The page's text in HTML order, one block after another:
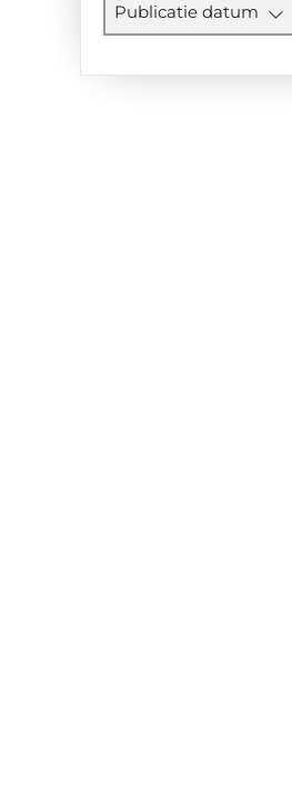
Publicatie datum